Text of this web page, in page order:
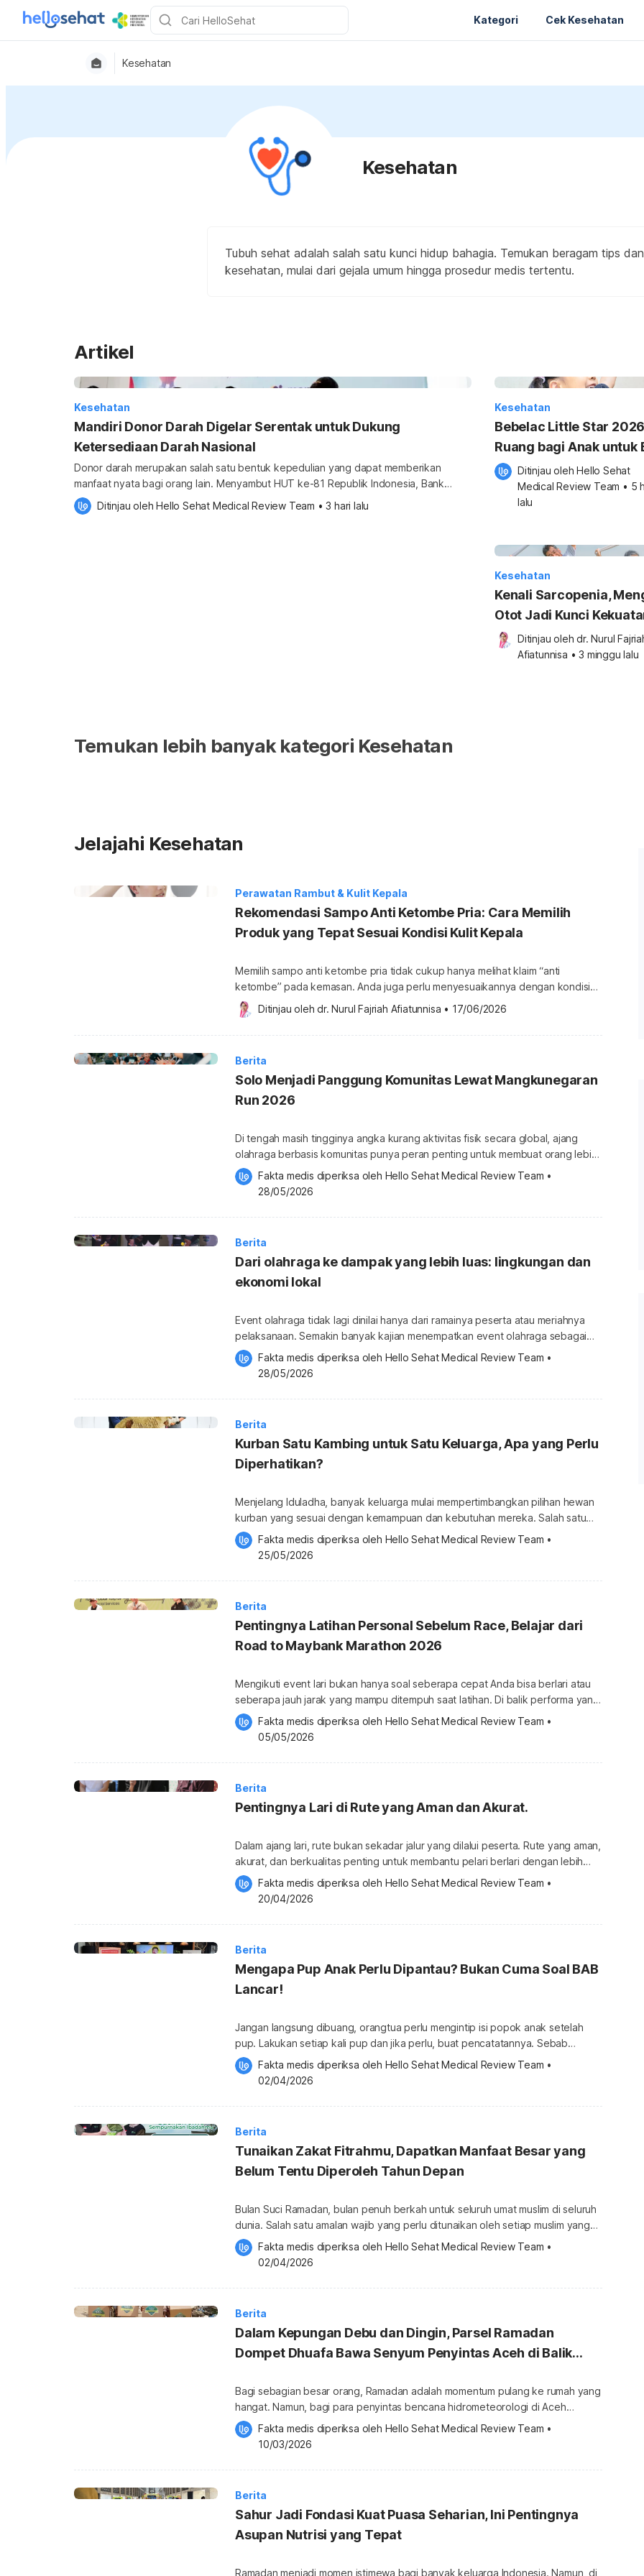
Kategori Cek Kesehatan
Kesehatan
Kesehatan
Tubuh sehat adalah salah satu kunci hidup bahagia. Temukan beragam tips
kesehatan, mulai dari gejala umum hingga prosedur medis tertentu.
Artikel
Kesehatan
Mandiri Donor Darah Digelar Serentak untuk Dukung
Ketersediaan Darah Nasional
Donor darah merupakan salah satu bentuk kepedulian yang dapat memberikan
manfaat nyata bagi orang lain. Menyambut HUT ke-81 Republik Indonesia, Bank
Mandiri kembali menggelar Mandiri Donor Darah sebagai upaya mendukung
ketersediaan darah nasional sekaligus menumbuhkan semangat gotong royong di
Ditinjau oleh Hello Sehat Medical Review Team • 3 hari lalu
Kesehatan
Bebelac Little Star
Ruang bagi Anak untuk
Bersinar
Ditinjau oleh Hello Sehat
Medical Review Team • 5
lalu
Kesehatan
Kenali Sarcopenia,
Otot Jadi Kunci
Metabolisme Lansia
Ditinjau oleh dr. Nurul
Afiatunnisa • 3 minggu lalu
Temukan lebih banyak kategori Kesehatan
Jelajahi Kesehatan
Perawatan Rambut & Kulit Kepala
Rekomendasi Sampo Anti Ketombe Pria: Cara Memilih
Produk yang Tepat Sesuai Kondisi Kulit Kepala
Memilih sampo anti ketombe pria tidak cukup hanya melihat klaim “anti
ketombe” pada kemasan. Anda juga perlu menyesuaikannya dengan kondisi
kulit kepala, seperti mudah berminyak, sering berkeringat, aktif di luar ruangan,
atau disertai rambut mudah rontok. Jika kulit kepala Anda mudah berminyak
dan rambut cepat lepek, pilih sampo anti ketombe pria dengan manfaat oil
Ditinjau oleh dr. Nurul Fajriah Afiatunnisa • 17/06/2026
Berita
Solo Menjadi Panggung Komunitas Lewat Mangkunegaran
Run 2026
Di tengah masih tingginya angka kurang aktivitas fisik secara global, ajang
olahraga berbasis komunitas punya peran penting untuk membuat orang lebih
mudah bergerak dan merasa terhubung. WHO mencatat 31% orang dewasa di
dunia belum memenuhi rekomendasi aktivitas fisik, sementara aktivitas fisik
community sport dapat […]
Fakta medis diperiksa oleh Hello Sehat Medical Review Team •
28/05/2026
Berita
Dari olahraga ke dampak yang lebih luas: lingkungan dan
ekonomi lokal
Event olahraga tidak lagi dinilai hanya dari ramainya peserta atau meriahnya
pelaksanaan. Semakin banyak kajian menempatkan event olahraga sebagai
bagian dari ekosistem yang lebih luas, mulai dari ekonomi lokal hingga agenda
keberlanjutan. Sebuah tinjauan sistematis tentang sport tourism menyebut
menghasilkan pendapatan bagi bisnis lokal. Di […]
Fakta medis diperiksa oleh Hello Sehat Medical Review Team •
28/05/2026
Berita
Kurban Satu Kambing untuk Satu Keluarga, Apa yang Perlu
Diperhatikan?
Menjelang Iduladha, banyak keluarga mulai mempertimbangkan pilihan hewan
kurban yang sesuai dengan kemampuan dan kebutuhan mereka. Salah satu
pertanyaan yang sering muncul adalah apakah satu ekor kambing dapat
diniatkan untuk satu keluarga? Selain itu, tentu saja, tidak kalah penting untuk
dilakukan secara higienis, dan daging yang diterima keluarga […]
Fakta medis diperiksa oleh Hello Sehat Medical Review Team •
25/05/2026
Berita
Pentingnya Latihan Personal Sebelum Race, Belajar dari
Road to Maybank Marathon 2026
Mengikuti event lari bukan hanya soal seberapa cepat Anda bisa berlari atau
seberapa jauh jarak yang mampu ditempuh saat latihan. Di balik performa yang
baik saat race, ada proses persiapan yang perlu disesuaikan dengan kondisi
tubuh masing-masing pelari. Inilah pesan utama yang diangkat dalam kegiatan
Fakta medis diperiksa oleh Hello Sehat Medical Review Team •
05/05/2026
Berita
Pentingnya Lari di Rute yang Aman dan Akurat.
Dalam ajang lari, rute bukan sekadar jalur yang dilalui peserta. Rute yang aman,
akurat, dan berkualitas penting untuk membantu pelari berlari dengan lebih
nyaman, meminimalkan risiko cedera, serta memastikan jarak tempuh sesuai
standar. Karena itu, sertifikasi rute menjadi hal yang penting dalam sebuah
penilaian yang […]
Fakta medis diperiksa oleh Hello Sehat Medical Review Team •
20/04/2026
Berita
Mengapa Pup Anak Perlu Dipantau? Bukan Cuma Soal BAB
Lancar!
Jangan langsung dibuang, orangtua perlu mengintip isi popok anak setelah
pup. Lakukan setiap kali pup dan jika perlu, buat pencatatannya. Sebab
karakteristik pup bisa jadi indikator kesehatan pencernaannya, yang
berpengaruh pada tumbuh kembang anak. Kesehatan saluran cerna anak
sampai kenyamanan anak sehari-hari, semuanya ikut berkaitan. Karena […]
Fakta medis diperiksa oleh Hello Sehat Medical Review Team •
02/04/2026
Berita
Tunaikan Zakat Fitrahmu, Dapatkan Manfaat Besar yang
Belum Tentu Diperoleh Tahun Depan
Bulan Suci Ramadan, bulan penuh berkah untuk seluruh umat muslim di seluruh
dunia. Salah satu amalan wajib yang perlu ditunaikan oleh setiap muslim yang
telah berkemampuan yaitu zakat fitrah. Zakat ini merupakan penyempurna
ibadah puasa Ramadan setiap tahunnya. Sayangnya kita tidak pernah tahu
zakat fitrah […]
Fakta medis diperiksa oleh Hello Sehat Medical Review Team •
02/04/2026
Berita
Dalam Kepungan Debu dan Dingin, Parsel Ramadan
Dompet Dhuafa Bawa Senyum Penyintas Aceh di Balik
Bagi sebagian besar orang, Ramadan adalah momentum pulang ke rumah yang
hangat. Namun, bagi para penyintas bencana hidrometeorologi di Aceh
Tamiang, “rumah” kini hanyalah selembar terpal yang tak lagi mampu
membendung amuk cuaca. Saat hujan, udara dingin menusuk tulang,
kemarau, lumpur yang mengering berubah menjadi debu […]
Fakta medis diperiksa oleh Hello Sehat Medical Review Team •
10/03/2026
Berita
Sahur Jadi Fondasi Kuat Puasa Seharian, Ini Pentingnya
Asupan Nutrisi yang Tepat
Ramadan menjadi momen istimewa bagi banyak keluarga Indonesia. Namun, di